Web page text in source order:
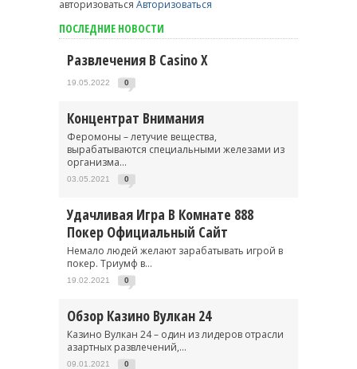
авторизоваться Авторизоваться
ПОСЛЕДНИЕ НОВОСТИ
Развлечения В Casino X
19.05.2022 0
Концентрат Внимания
Феромоны – летучие вещества,
вырабатываются специальными железами из
организма...
03.05.2021 0
Удачливая Игра В Комнате 888
Покер Официальный Сайт
Немало людей желают зарабатывать игрой в
покер. Триумф в...
19.02.2021 0
Обзор Казино Вулкан 24
Казино Вулкан 24 – один из лидеров отрасли
азартных развлечений,...
09.01.2021 0